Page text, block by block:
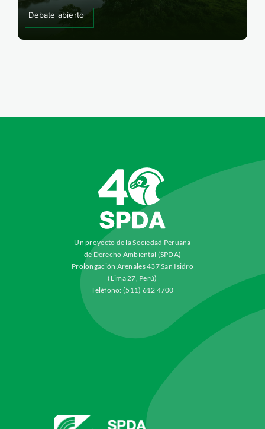
Debate abierto
Un proyecto de la Sociedad Peruana
de Derecho Ambiental (SPDA)
Prolongación Arenales 437 San Isidro
(Lima 27, Perú)
Teléfono: (511) 612 4700